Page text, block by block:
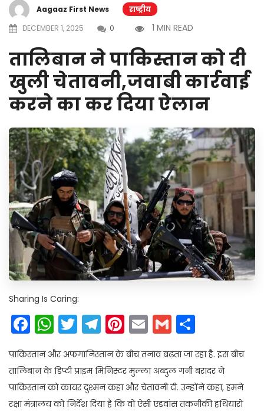
Aagaaz First News
राष्ट्रीय
DECEMBER 1, 2025
0 1 MIN READ
तालिबान ने पाकिस्तान को दी
खुली चेतावनी,जवाबी कार्रवाई
करने का कर दिया ऐलान
Sharing Is Caring:
Facebook
WhatsApp
Twitter
Telegram
Pinterest
EmailGmail
पाकिस्तान और अफगानिस्तान के बीच तनाव बढ़ता जा रहा है. इस बीच
तालिबान के डिप्टी प्राइम मिनिस्टर मुल्ला अब्दुल गनी बरादर ने
पाकिस्तान को कायर दुश्मन कहा और चेतावनी दी. उन्होंने कहा, हमने
रक्षा मंत्रालय को निर्देश दिया है कि वो ऐसी एडवांस तकनीकी हथियारों